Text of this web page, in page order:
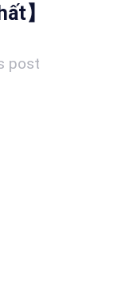
】
post